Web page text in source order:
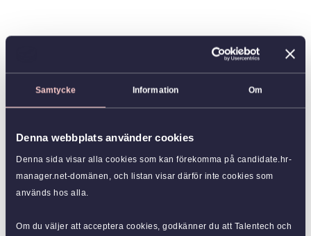
Samtycke Information Om
Denna webbplats använder cookies
Denna sida visar alla cookies som kan förekomma på candidate.hr-
manager.net-domänen, och listan visar därför inte cookies som
används hos alla.
Om du väljer att acceptera cookies, godkänner du att Talentech och